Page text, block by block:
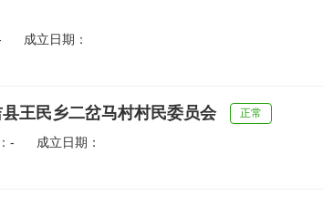
成立日期：
王民乡二岔马村村民委员会 正常
-
成立日期：